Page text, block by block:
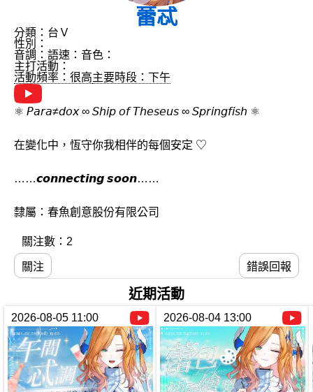
蕾忒
分類：台Ｖ
性別：
音調： 語速： 音色：
主打活動：
活動頻率：很高主要時段：下午
⚛︎ 𝘗𝘢𝘳𝘢≠𝘥𝘰𝘹 ∞ 𝘚𝘩𝘪𝘱 𝘰𝘧 𝘛𝘩𝘦𝘴𝘦𝘶𝘴 ∞ 𝘚𝘱𝘳𝘪𝘯𝘨𝘧𝘪𝘴𝘩 ⚛︎
在變化中，恆守你我相伴的每個安定 ♡
……𝙘𝙤𝙣𝙣𝙚𝙘𝙩𝙞𝙣𝙜 𝙨𝙤𝙤𝙣……
隸屬：春魚創意股份有限公司
關注數：2
關注 錯誤回報
近期活動
2026-08-05 11:00 2026-08-04 13:00